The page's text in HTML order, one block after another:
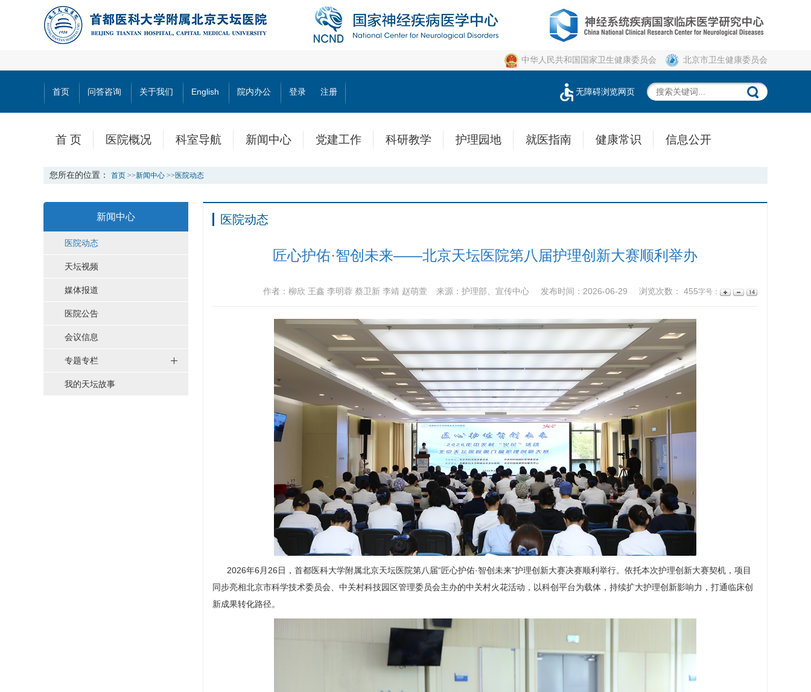
中华人民共和国国家卫生健康委员会 北京市卫生健康委员会
首页 问答咨询 关于我们 English 院内办公 登录 注册 无障碍浏览网页
首 页 医院概况 科室导航 新闻中心 党建工作 科研教学 护理园地 就医指南 健康常识 信息公开
您所在的位置： 首页 >>新闻中心 >> 医院动态
新闻中心
医院动态
天坛视频
媒体报道
医院公告
会议信息
专题专栏
我的天坛故事
医院动态
匠心护佑·智创未来——北京天坛医院第八届护理创新大赛顺利举办
作者：柳欣 王鑫 李明蓉 蔡卫新 李靖 赵萌萱 来源：护理部、宣传中心 发布时间：2026-06-29 浏览次数： 455字号：
2026年6月26日，首都医科大学附属北京天坛医院第八届“匠心护佑·智创未来”护理创新大赛决赛顺利举行。依托本次护理创新大赛契机，项目
同步亮相北京市科学技术委员会、中关村科技园区管理委员会主办的中关村火花活动，以科创平台为载体，持续扩大护理创新影响力，打通临床创
新成果转化路径。